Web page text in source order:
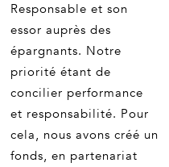
Responsable et son
essor auprès des
épargnants. Notre
priorité étant de
concilier performance
et responsabilité. Pour
cela, nous avons créé un
fonds, en partenariat